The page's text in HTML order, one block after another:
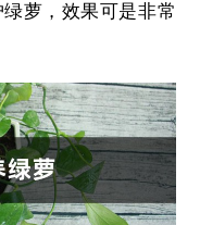
萝，效果可是非常